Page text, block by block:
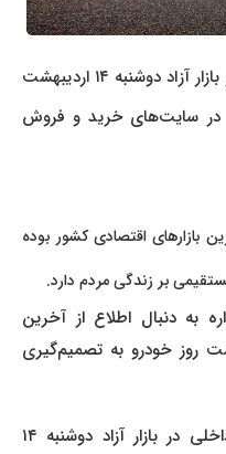
به گزارش پرداد خبر، قیمت خودرو در بازار آزاد دوشنبه ۱۴ اردیبهشت
سایت‌های خرید و فروش
بازارهای اقتصادی کشور بوده
بر زندگی مردم دارد.
دنبال اطلاع از آخرین
خودرو به تصمیم‌گیری
در این گزارش، قیمت خودروهای داخلی در بازار آزاد دوشنبه ۱۴